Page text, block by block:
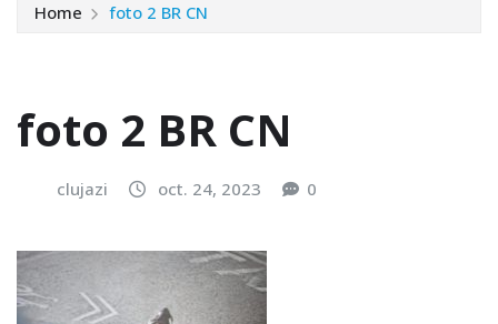
Home foto 2 BR CN
foto 2 BR CN
clujazi oct. 24, 2023 0